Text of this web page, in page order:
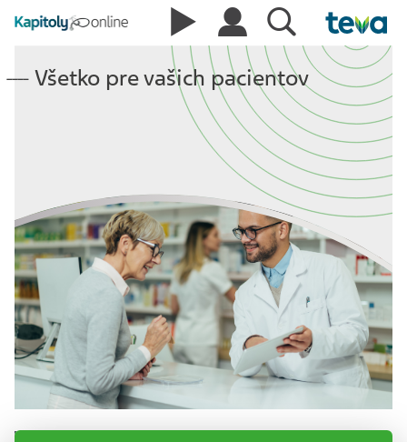
Všetko pre vašich pacientov